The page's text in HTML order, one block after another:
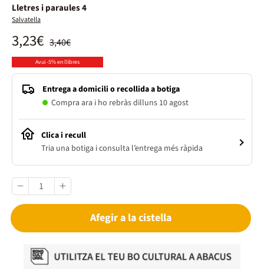
Lletres i paraules 4
Salvatella
3,40€
3,23€
Avui -5% en llibres
Entrega a domicili o recollida a botiga
Compra ara i ho rebràs dilluns 10 agost
Clica i recull
Tria una botiga i consulta l’entrega més ràpida
Afegir a la cistella